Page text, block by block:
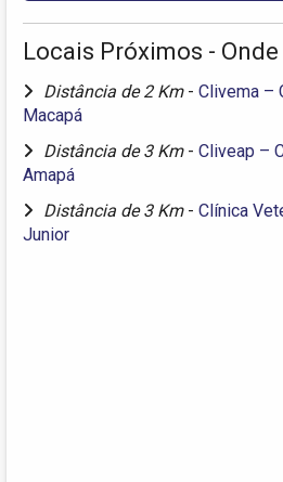
Locais Próximos - Onde
Distância de 2 Km - Clivema –
Macapá
Distância de 3 Km - Cliveap –
Amapá
Distância de 3 Km - Clínica
Junior